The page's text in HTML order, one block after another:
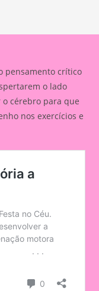
pensamento crítico
o lado
cérebro para que
nos exercícios e